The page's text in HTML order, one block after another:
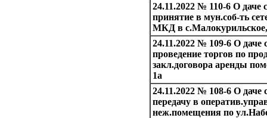
24.11.2022 № 110-6 О
принятие в мун.соб-ть
МКД в
24.11.2022 № 109-6 О
проведение торгов по
закл.договора аренды
1а
24.11.2022 № 108-6 О
передачу в
неж.помещения по